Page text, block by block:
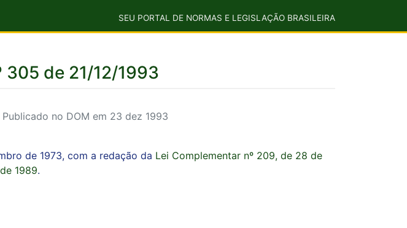
SEU PORTAL DE NORMAS E LEGISLAÇÃO BRASILEIRA
305 de 21/12/1993
no DOM em 23 dez 1993
de 1973, com a redação da Lei Complementar nº 209, de 28 de
1989.